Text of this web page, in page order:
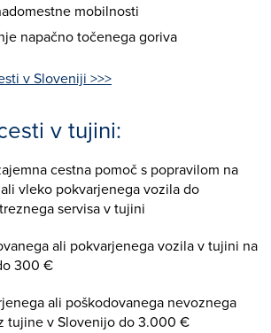
mobilnosti
napačno točenega goriva
v Sloveniji >>>
v tujini:
cestna pomoč s popravilom na
vleko pokvarjenega vozila do
servisa v tujini
ali pokvarjenega vozila v tujini na
300 €
ali poškodovanega nevoznega
tujine v Slovenijo do 3.000 €